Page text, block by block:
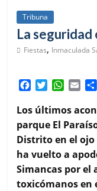
Tribuna
La seguridad
Fiestas, Inmaculada
c
e
b
o
o
k
i
t
t
e
r
W
a
t
s
A
p
p
a
i
l
Los últimos
parque El
Distrito en el
ha vuelto a
Simancas por el
toxicómanos en